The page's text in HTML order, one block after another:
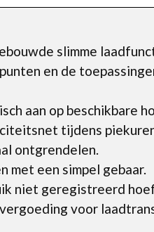
slimme
en de
aan op beschikbare
tijdens
ontgrendelen.
met een simpel gebaar.
niet geregistreerd
voor